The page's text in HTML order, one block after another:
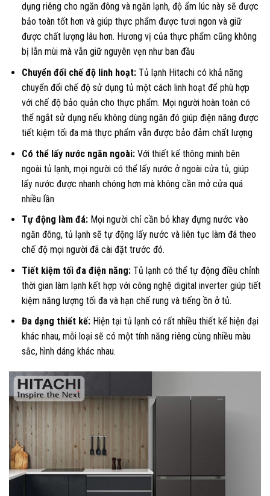
dụng riêng cho ngăn đông và ngăn lạnh, độ ẩm lúc này sẽ được
bảo toàn tốt hơn và giúp thực phẩm được tươi ngon và giữ
được chất lượng lâu hơn. Hương vị của thực phẩm cũng không
bị lẫn mùi mà vẫn giữ nguyên vẹn như ban đầu
Chuyển đổi chế độ linh hoạt: Tủ lạnh Hitachi có khả năng
chuyển đổi chế độ sử dụng tủ một cách linh hoạt để phù hợp
với chế độ bảo quản cho thực phẩm. Mọi người hoàn toàn có
thể ngắt sử dụng nếu không dùng ngăn đó giúp điện năng được
tiết kiệm tối đa mà thực phẩm vẫn được bảo đảm chất lượng
Có thể lấy nước ngăn ngoài:Với thiết kế thông minh bên
ngoài tủ lạnh, mọi người có thể lấy nước ở ngoài cửa tủ, giúp
lấy nước được nhanh chóng hơn mà không cần mở cửa quá
nhiều lần
Tự động làm đá:Mọi người chỉ cần bỏ khay đựng nước vào
ngăn đông, tủ lạnh sẽ tự động lấy nước và liên tục làm đá theo
chế độ mọi người đã cài đặt trước đó.
Tiết kiệm tối đa điện năng:Tủ lạnh có thể tự động điều chỉnh
thời gian làm lạnh kết hợp với công nghệ digital inverter giúp tiết
kiệm năng lượng tối đa và hạn chế rung và tiếng ồn ở tủ.
Đa dạng thiết kế:Hiện tại tủ lạnh có rất nhiều thiết kế hiện đại
khác nhau, mỗi loại sẽ có một tính năng riêng cùng nhiều màu
sắc, hình dáng khác nhau.